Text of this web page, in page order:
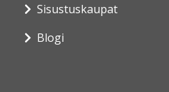
Sisustuskaupat
Blogi